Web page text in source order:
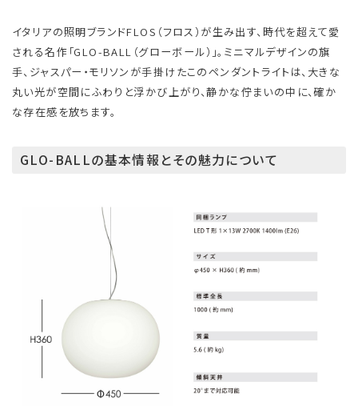
イタリアの照明ブランドFLOS（フロス）が生み出す、時代を超えて愛
される名作「GLO-BALL（グローボール）」。ミニマルデザインの旗
手、ジャスパー・モリソンが手掛けたこのペンダントライトは、大きな
丸い光が空間にふわりと浮かび上がり、静かな佇まいの中に、確か
な存在感を放ちます。
GLO-BALLの基本情報とその魅力について